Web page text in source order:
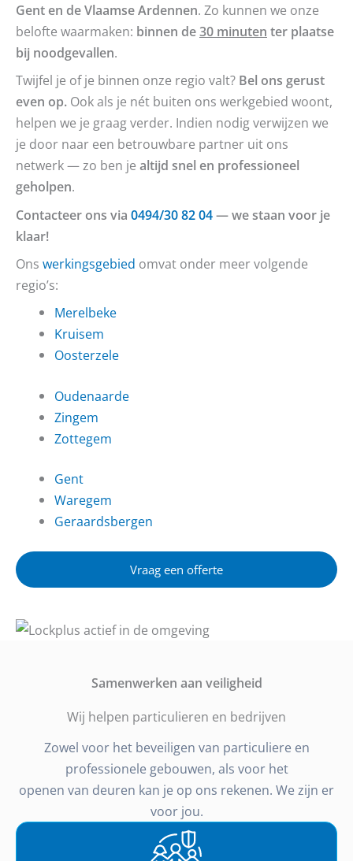
Gent en de Vlaamse Ardennen. Zo kunnen we onze
belofte waarmaken: binnen de30 minuten ter plaatse
bij noodgevallen.
Twijfel je of je binnen onze regio valt? Bel ons gerust
even op. Ook als je nét buiten ons werkgebied woont,
helpen we je graag verder. Indien nodig verwijzen we
je door naar een betrouwbare partner uit ons
netwerk — zo ben je altijd snel en professioneel
geholpen.
Contacteer ons via 0494/30 82 04— we staan voor je
klaar!
Ons werkingsgebied omvat onder meer volgende
regio’s:
Merelbeke
Kruisem
Oosterzele
Oudenaarde
Zingem
Zottegem
Gent
Waregem
Geraardsbergen
Vraag een offerte
Samenwerken aan veiligheid
Wij helpen particulieren en bedrijven
Zowel voor het beveiligen van particuliere en
professionele gebouwen, als voor het
openen van deuren kan je op ons rekenen. We zijn er
voor jou.